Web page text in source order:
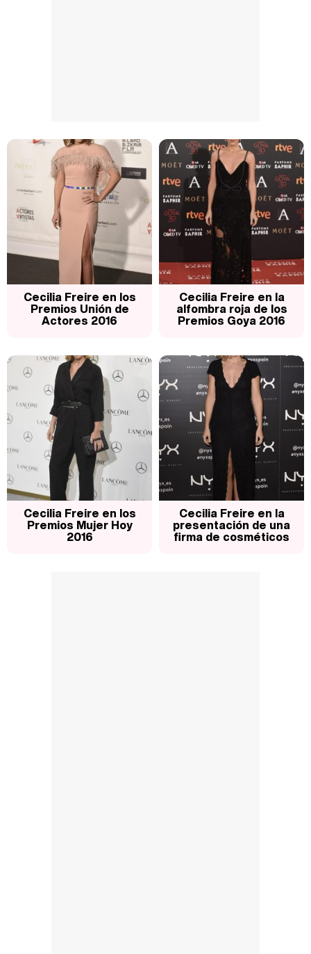
Cecilia Freire en los
Premios Unión de
Actores 2016
Cecilia Freire en la
alfombra roja de los
Premios Goya 2016
Cecilia Freire en los
Premios Mujer Hoy
2016
Cecilia Freire en la
presentación de una
firma de cosméticos